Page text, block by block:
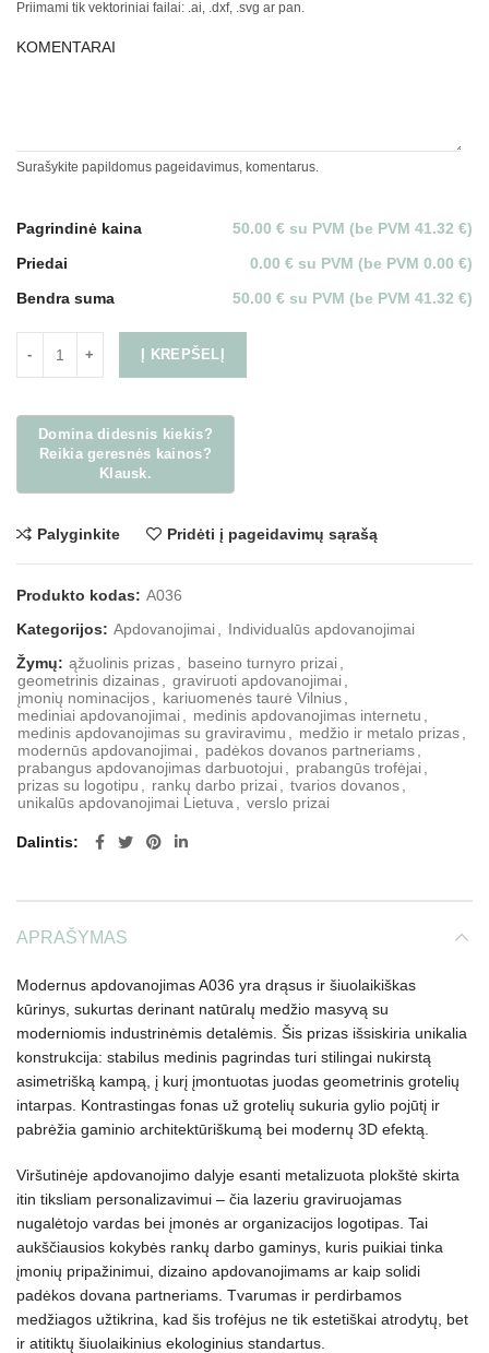
Priimami tik vektoriniai failai: .ai, .dxf, .svg ar pan.
KOMENTARAI
Surašykite papildomus pageidavimus, komentarus.
Pagrindinė kaina
50.00 € su PVM (be PVM 41.32 €)
Priedai
0.00 € su PVM (be PVM 0.00 €)
Bendra suma
50.00 € su PVM (be PVM 41.32 €)
Į KREPŠELĮ
Palyginkite Pridėti į pageidavimų sąrašą
Produkto kodas: A036
Kategorijos: Apdovanojimai
Individualūs apdovanojimai
Žymų: ąžuolinis prizas baseino turnyro prizai
geometrinis dizainas
graviruoti apdovanojimai
įmonių nominacijos
kariuomenės taurė Vilnius
mediniai apdovanojimai
medinis apdovanojimas internetu
medinis apdovanojimas su graviravimu
medžio ir metalo prizas
modernūs apdovanojimai
padėkos dovanos partneriams
prabangus apdovanojimas darbuotojui
prabangūs trofėjai
prizas su logotipu
rankų darbo prizai tvarios dovanos
unikalūs apdovanojimai Lietuva
verslo prizai
Dalintis
APRAŠYMAS
Modernus apdovanojimas A036 yra drąsus ir šiuolaikiškas
kūrinys, sukurtas derinant natūralų medžio masyvą su
moderniomis industrinėmis detalėmis. Šis prizas išsiskiria unikalia
konstrukcija: stabilus medinis pagrindas turi stilingai nukirstą
asimetrišką kampą, į kurį įmontuotas juodas geometrinis grotelių
intarpas. Kontrastingas fonas už grotelių sukuria gylio pojūtį ir
pabrėžia gaminio architektūriškumą bei modernų 3D efektą.
Viršutinėje apdovanojimo dalyje esanti metalizuota plokštė skirta
itin tiksliam personalizavimui – čia lazeriu graviruojamas
nugalėtojo vardas bei įmonės ar organizacijos logotipas. Tai
aukščiausios kokybės rankų darbo gaminys, kuris puikiai tinka
įmonių pripažinimui, dizaino apdovanojimams ar kaip solidi
padėkos dovana partneriams. Tvarumas ir perdirbamos
medžiagos užtikrina, kad šis trofėjus ne tik estetiškai atrodytų, bet
ir atitiktų šiuolaikinius ekologinius standartus.